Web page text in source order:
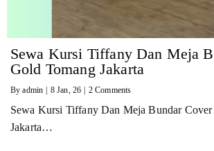
Sewa Kursi Tiffany Dan Meja
Gold Tomang Jakarta
Byadmin 8 Jan, 26 2 Comments
Sewa Kursi Tiffany Dan Meja Bundar
Jakarta…